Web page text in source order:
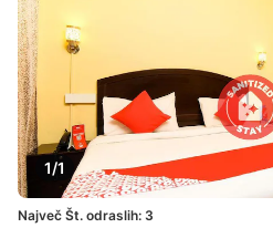
1/1
Največ Št. odraslih: 3